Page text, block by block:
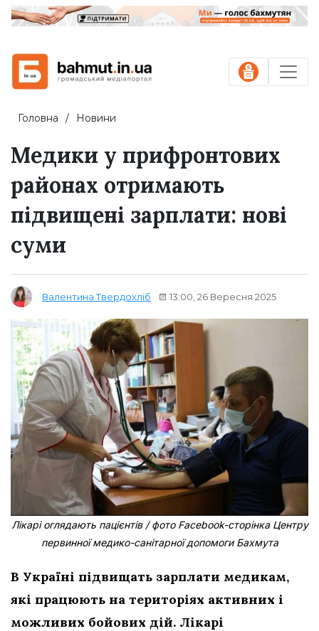
Головна Новини
Медики у прифронтових
районах отримають
підвищені зарплати: нові
суми
Валентина Твердохліб 13:00, 26 Вересня 2025
Лікарі оглядають пацієнтів / фото Facebook-сторінка Центру
первинної медико-санітарної допомоги Бахмута
В Україні підвищать зарплати медикам,
які працюють на територіях активних і
можливих бойових дій. Лікарі